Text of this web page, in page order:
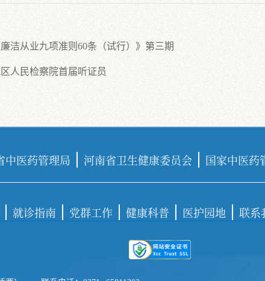
洁从业九项准则60条（试行）》第三期
人民检察院首届听证员
中医药管理局 河南省卫生健康委员会 国家中医药
就诊指南 党群工作 健康科普 医护园地 联系